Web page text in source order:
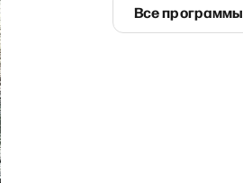
Все программы